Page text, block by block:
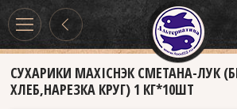
СУХАРИКИ MAXIСНЭК СМЕТАНА-ЛУК
ХЛЕБ,НАРЕЗКА КРУГ) 1 КГ*10ШТ